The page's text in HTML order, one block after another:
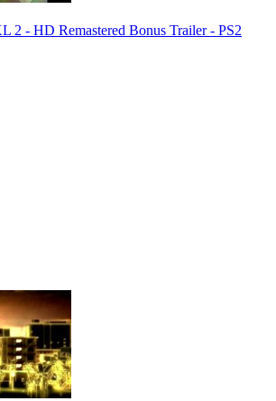
2 - HD Remastered Bonus Trailer - PS2